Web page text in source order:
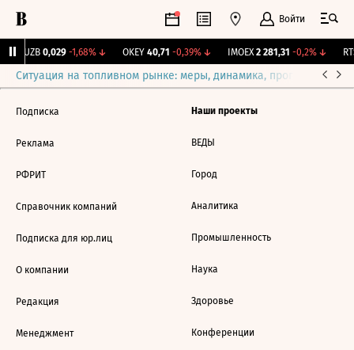
Войти
KUZB 0,029 -1,68%↓ OKEY 40,71 -0,39%↓ IMOEX 2 281,31 -0,2%↓
Ситуация на топливном рынке: меры, динамика, прогнозы
Подписка
Реклама
РФРИТ
Справочник компаний
Подписка для юр.лиц
О компании
Редакция
Менеджмент
Наши проекты
ВЕДЫ
Город
Аналитика
Промышленность
Наука
Здоровье
Конференции